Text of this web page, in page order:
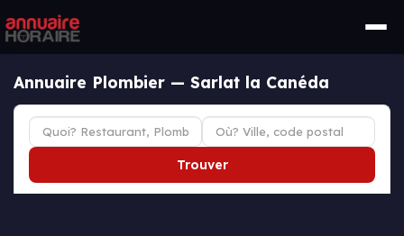
Annuaire Plombier — Sarlat la Canéda
Trouver